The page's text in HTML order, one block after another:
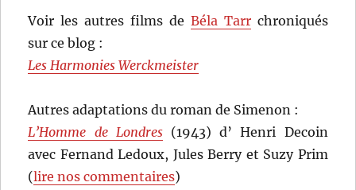
Voir les autres films de Béla Tarrchroniqués
sur ce blog :
Les Harmonies Werckmeister
Autres adaptations du roman de Simenon :
L’Homme de Londres(1943) d’ Henri Decoin
avec Fernand Ledoux, Jules Berry et Suzy Prim
(lire nos commentaires)